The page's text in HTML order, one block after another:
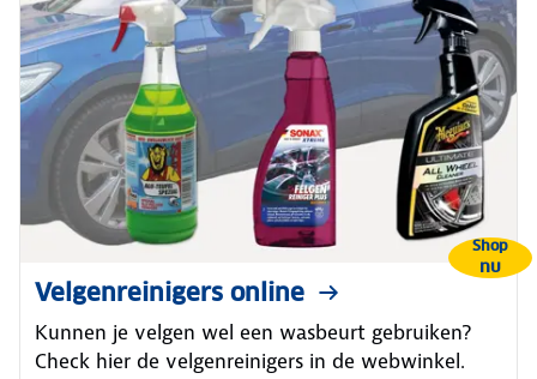
Shop
nu
Velgenreinigers online
Kunnen je velgen wel een wasbeurt gebruiken?
Check hier de velgenreinigers in de webwinkel.